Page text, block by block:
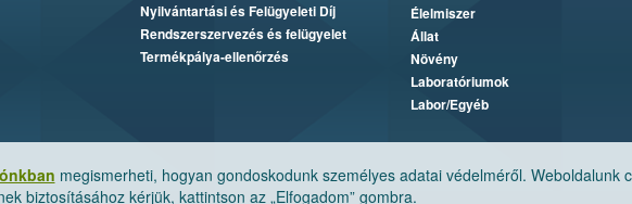
megismerheti, hogyan gondoskodunk személyes adatai védelméről. Weboldalunk
biztosításához kérjük, kattintson az „Elfogadom” gombra.
Nyilvántartási és Felügyeleti Díj
Rendszerszervezés és felügyelet
Termékpálya-ellenőrzés
Élelmiszer
Állat
Növény
Laboratóriumok
Labor/Egyéb